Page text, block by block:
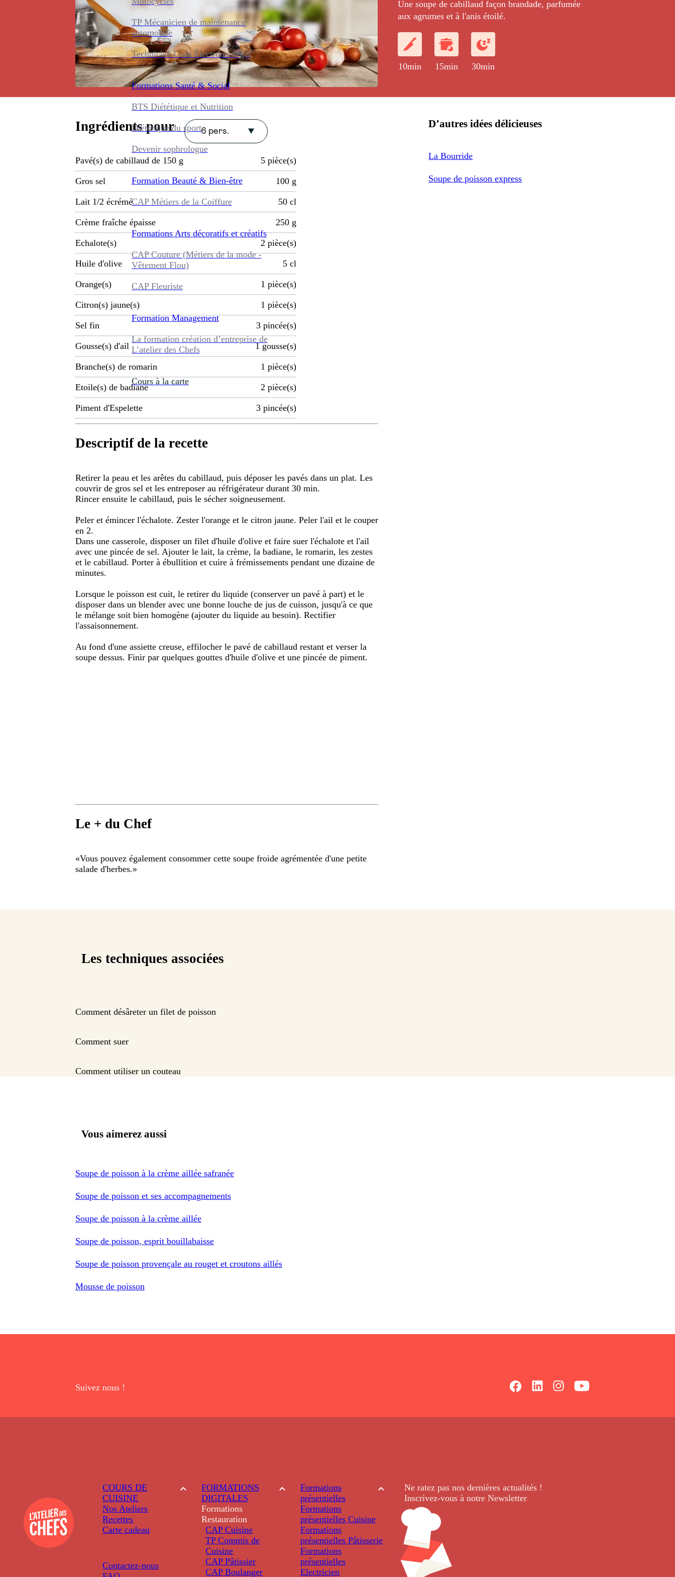
TP Mécanicien de maintenance
automobile
Technicien Gros Électroménager
Formations Santé & Social
BTS Diététique et Nutrition
Diététique du sport
Devenir sophrologue
Formation Beauté & Bien-être
CAP Métiers de la Coiffure
Formations Arts décoratifs et créatifs
CAP Couture (Métiers de la mode -
Vêtement Flou)
CAP Fleuriste
Formation Management
La formation création d’entreprise de
L’atelier des Chefs
Cours à la carte
Une soupe de cabillaud façon brandade, parfumée
aux agrumes et à l'anis étoilé.
10min 15min 30min
Ingrédients pour 6 pers.
Pavé(s) de cabillaud de 150 g 5 pièce(s)
Gros sel 100 g
Lait 1/2 écrémé 50 cl
Crème fraîche épaisse 250 g
Echalote(s) 2 pièce(s)
Huile d'olive 5 cl
Orange(s) 1 pièce(s)
Citron(s) jaune(s) 1 pièce(s)
Sel fin 3 pincée(s)
Gousse(s) d'ail 1 gousse(s)
Branche(s) de romarin 1 pièce(s)
Etoile(s) de badiane 2 pièce(s)
Piment d'Espelette 3 pincée(s)
Descriptif de la recette
Retirer la peau et les arêtes du cabillaud, puis déposer les pavés dans un plat. Les
couvrir de gros sel et les entreposer au réfrigérateur durant 30 min.
Rincer ensuite le cabillaud, puis le sécher soigneusement.
Peler et émincer l'échalote. Zester l'orange et le citron jaune. Peler l'ail et le couper
en 2.
Dans une casserole, disposer un filet d'huile d'olive et faire suer l'échalote et l'ail
avec une pincée de sel. Ajouter le lait, la crème, la badiane, le romarin, les zestes
et le cabillaud. Porter à ébullition et cuire à frémissements pendant une dizaine de
minutes.
Lorsque le poisson est cuit, le retirer du liquide (conserver un pavé à part) et le
disposer dans un blender avec une bonne louche de jus de cuisson, jusqu'à ce que
le mélange soit bien homogène (ajouter du liquide au besoin). Rectifier
l'assaisonnement.
Au fond d'une assiette creuse, effilocher le pavé de cabillaud restant et verser la
soupe dessus. Finir par quelques gouttes d'huile d'olive et une pincée de piment.
Le + du Chef
«Vous pouvez également consommer cette soupe froide agrémentée d'une petite
salade d'herbes.»
D’autres idées délicieuses
La Bourride
Soupe de poisson express
Les techniques associées
Comment désâreter un filet de poisson
Comment suer
Comment utiliser un couteau
Vous aimerez aussi
Soupe de poisson à la crème aillée safranée
Soupe de poisson et ses accompagnements
Soupe de poisson à la crème aillée
Soupe de poisson, esprit bouillabaisse
Soupe de poisson provençale au rouget et croutons aillés
Mousse de poisson
Suivez nous !
COURS DE
CUISINE
Nos Ateliers
Recettes
Carte cadeau
Contactez-nous
FORMATIONS
DIGITALES
Formations
Restauration
CAP Cuisine
TP Commis de
Cuisine
CAP Pâtissier
CAP Boulanger
Formations
présentielles
Formations
présentielles Cuisine
Formations
présentielles Pâtisserie
Formations
présentielles
Electricien
Ne ratez pas nos dernièresactualités !
Inscrivez-vous à notre Newsletter.